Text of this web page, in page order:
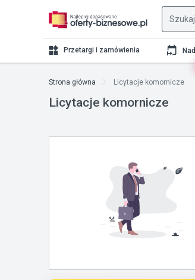
Przetargi i zamówienia
Strona główna Licytacje komornicze
Licytacje komornicze